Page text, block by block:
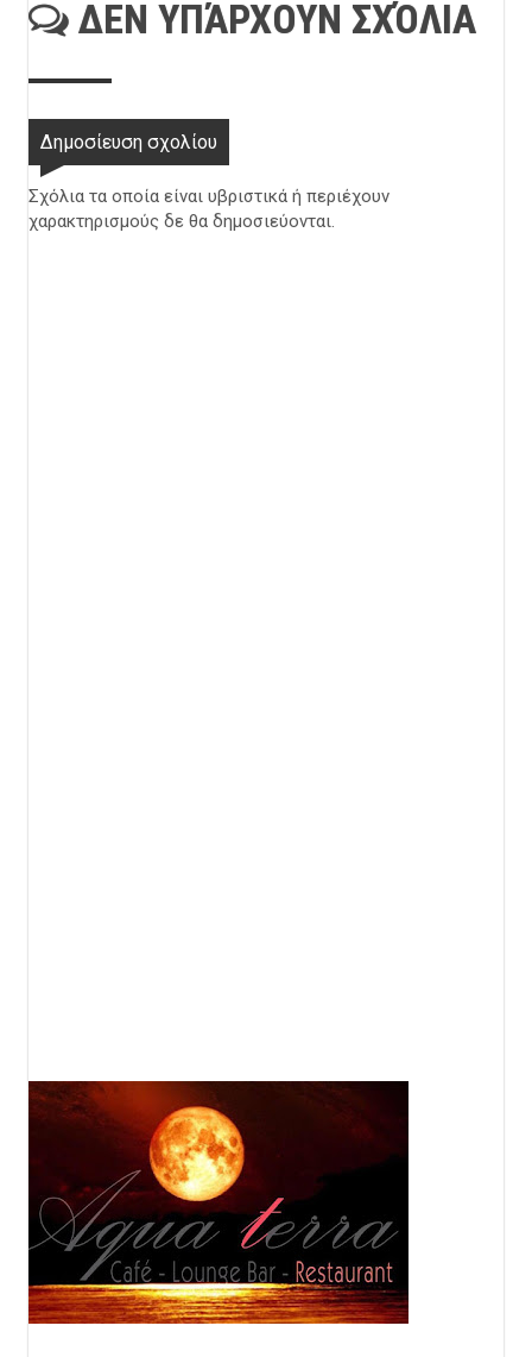
ΔΕΝ ΥΠΆΡΧΟΥΝ ΣΧΌΛΙΑ
Δημοσίευση σχολίου
Σχόλια τα οποία είναι υβριστικά ή περιέχουν
χαρακτηρισμούς δε θα δημοσιεύονται.